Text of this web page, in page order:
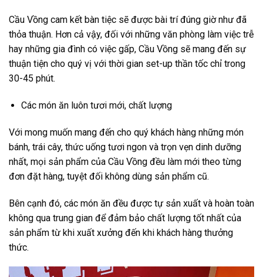
Cầu Vồng cam kết bàn tiệc sẽ được bài trí đúng giờ như đã
thỏa thuận. Hơn cả vậy, đối với những văn phòng làm việc trễ
hay những gia đình có việc gấp, Cầu Vồng sẽ mang đến sự
thuận tiện cho quý vị với thời gian set-up thần tốc chỉ trong
30-45 phút.
Các món ăn luôn tươi mới, chất lượng
Với mong muốn mang đến cho quý khách hàng những món
bánh, trái cây, thức uống tươi ngon và trọn vẹn dinh dưỡng
nhất, mọi sản phẩm của Cầu Vồng đều làm mới theo từng
đơn đặt hàng, tuyệt đối không dùng sản phẩm cũ.
Bên cạnh đó, các món ăn đều được tự sản xuất và hoàn toàn
không qua trung gian để đảm bảo chất lượng tốt nhất của
sản phẩm từ khi xuất xưởng đến khi khách hàng thưởng
thức.